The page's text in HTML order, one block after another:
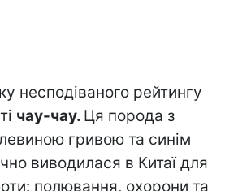
несподіваного рейтингу
чау-чау. Ця порода з
гривою та синім
виводилася в Китаї для
полювання, охорони та